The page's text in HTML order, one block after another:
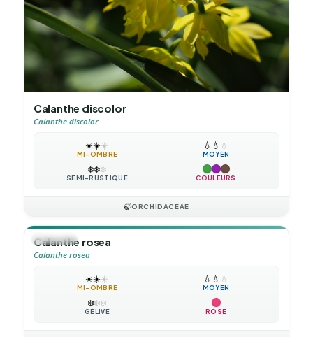
Calanthe discolor
Calanthe discolor
☀️☀️☀️
MI-OMBRE
💧 💧 💧
MOYEN
❄️❄️❄️
SEMI-RUSTIQUE COULEURS
🍃ORCHIDACEAE
🪴VIVACE
Calanthe rosea
Calanthe rosea
☀️☀️☀️
MI-OMBRE
💧 💧 💧
MOYEN
❄️❄️❄️
GÉLIVE ROSE